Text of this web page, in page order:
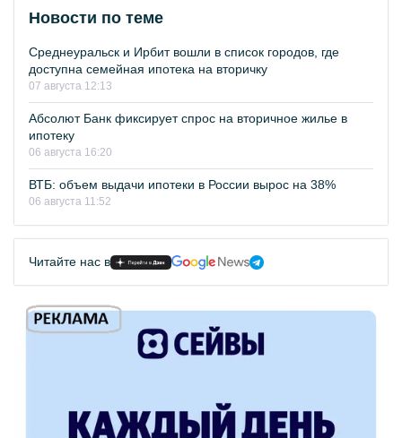
Новости по теме
Среднеуральск и Ирбит вошли в список городов, где
доступна семейная ипотека на вторичку
07 августа 12:13
Абсолют Банк фиксирует спрос на вторичное жилье в
ипотеку
06 августа 16:20
ВТБ: объем выдачи ипотеки в России вырос на 38%
06 августа 11:52
Читайте нас в